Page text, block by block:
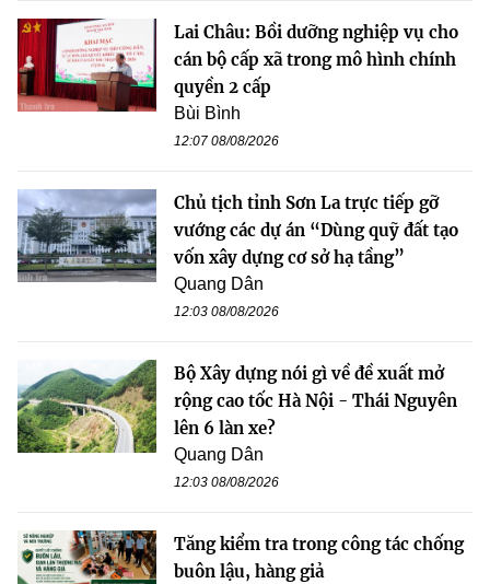
Lai Châu: Bồi dưỡng nghiệp vụ cho
cán bộ cấp xã trong mô hình chính
quyền 2 cấp
Bùi Bình
12:07 08/08/2026
Chủ tịch tỉnh Sơn La trực tiếp gỡ
vướng các dự án “Dùng quỹ đất tạo
vốn xây dựng cơ sở hạ tầng”
Quang Dân
12:03 08/08/2026
Bộ Xây dựng nói gì về đề xuất mở
rộng cao tốc Hà Nội - Thái Nguyên
lên 6 làn xe?
Quang Dân
12:03 08/08/2026
Tăng kiểm tra trong công tác chống
buôn lậu, hàng giả